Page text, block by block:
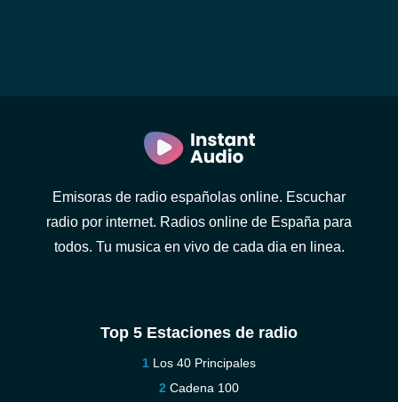
Emisoras de radio españolas online. Escuchar
radio por internet. Radios online de España para
todos. Tu musica en vivo de cada dia en linea.
Top 5 Estaciones de radio
Los 40 Principales
Cadena 100